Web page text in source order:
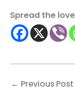
Spread the love
← Previous Post